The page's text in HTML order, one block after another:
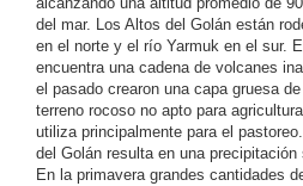
del mar. Los Altos del Golán están
en el norte y el río Yarmuk en el sur.
encuentra una cadena de volcanes
el pasado crearon una capa gruesa
terreno rocoso no apto para
utiliza principalmente para el
del Golán resulta en una
En la primavera grandes cantidades